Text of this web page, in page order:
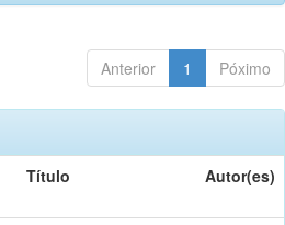
Anterior 1 Póximo
Título Autor(es)